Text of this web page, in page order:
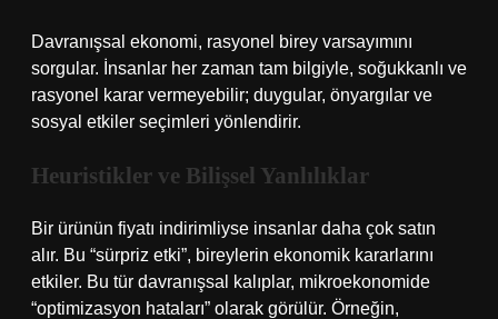
Davranışsal ekonomi, rasyonel birey varsayımını
sorgular. İnsanlar her zaman tam bilgiyle, soğukkanlı ve
rasyonel karar vermeyebilir; duygular, önyargılar ve
sosyal etkiler seçimleri yönlendirir.
Heuristikler ve Bilişsel Yanlılıklar
Bir ürünün fiyatı indirimliyse insanlar daha çok satın
alır. Bu “sürpriz etki”, bireylerin ekonomik kararlarını
etkiler. Bu tür davranışsal kalıplar, mikroekonomide
“optimizasyon hataları” olarak görülür. Örneğin,